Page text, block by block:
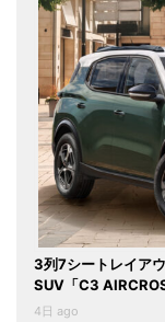
3列7シートレイア
SUV「C3
4日 ago